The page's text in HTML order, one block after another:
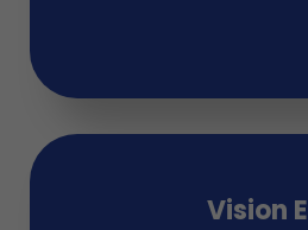
Vision E